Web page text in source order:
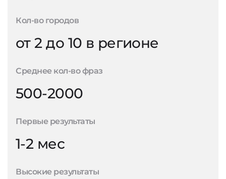
Кол-во городов
от 2 до 10 в регионе
Среднее кол-во фраз
500-2000
Первые результаты
1-2 мес
Высокие результаты